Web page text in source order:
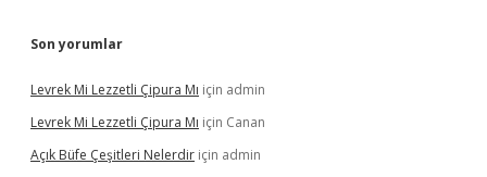
Son yorumlar
Levrek Mi Lezzetli Çipura Mı için admin
Levrek Mi Lezzetli Çipura Mı için Canan
Açık Büfe Çeşitleri Nelerdir için admin